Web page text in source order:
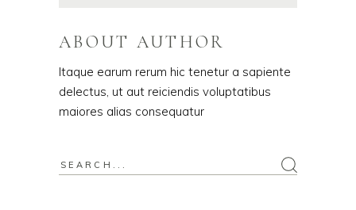
ABOUT AUTHOR
Itaque earum rerum hic tenetur a sapiente
delectus, ut aut reiciendis voluptatibus
maiores alias consequatur